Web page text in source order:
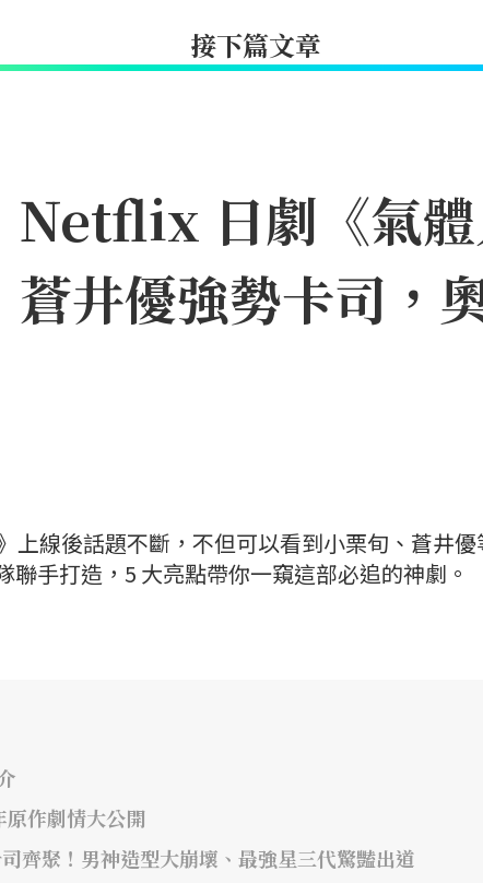
接下篇文章
Netflix 日劇《氣
井優強勢卡司，
上線後話題不斷，不但可以看到小栗旬、蒼井優
手打造，5 大亮點帶你一窺這部必追的神劇。
原作劇情大公開
齊聚！男神造型大崩壞、最強星三代驚豔出道